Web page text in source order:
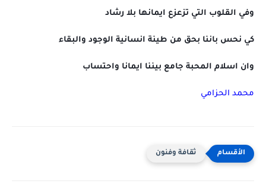
وفي القلوب التي تزعزع ايمانها بلا رشاد
كي نحس باننا بحق من طينة انسانية الوجود والبقاء
وان اسلام المحبة جامع بيننا ايمانا واحتساب
محمد الحزامي
ثقافة وفنون